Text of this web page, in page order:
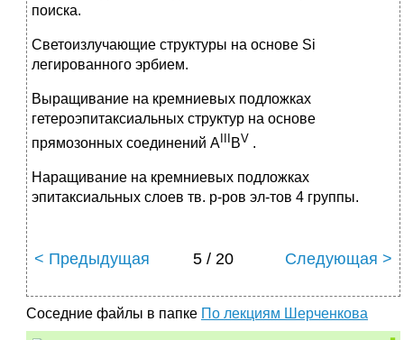
поиска.
Светоизлучающие структуры на основе Si
легированного эрбием.
Выращивание на кремниевых подложках
гетероэпитаксиальных структур на основе
прямозонных соединений A
BV .
Наращивание на кремниевых подложках
эпитаксиальных слоев тв. р-ров эл-тов 4 группы.
< Предыдущая 5 / 20 Следующая >
Соседние файлы в папке По лекциям Шерченкова